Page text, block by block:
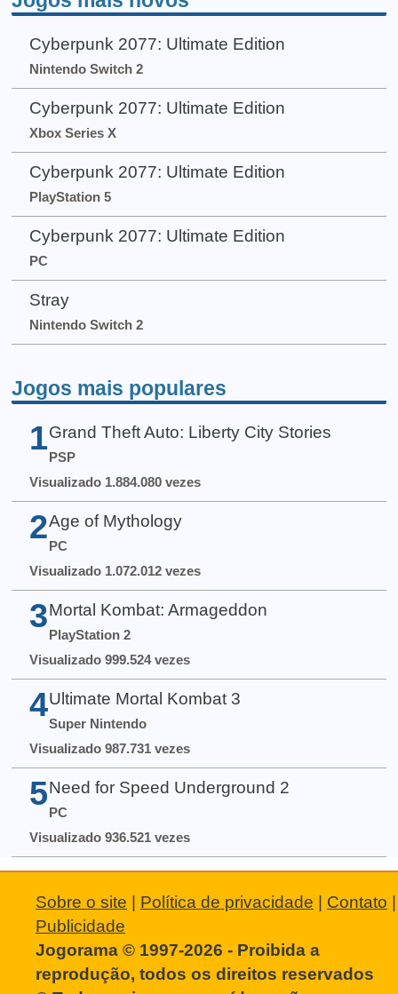
Cyberpunk 2077: Ultimate Edition
Nintendo Switch 2
Cyberpunk 2077: Ultimate Edition
Xbox Series X
Cyberpunk 2077: Ultimate Edition
PlayStation 5
Cyberpunk 2077: Ultimate Edition
PC
Stray
Nintendo Switch 2
Jogos mais populares
1 Grand Theft Auto: Liberty City Stories
PSP
Visualizado 1.884.080 vezes
2 Age of Mythology
PC
Visualizado 1.072.012 vezes
3 Mortal Kombat: Armageddon
PlayStation 2
Visualizado 999.524 vezes
4 Ultimate Mortal Kombat 3
Super Nintendo
Visualizado 987.731 vezes
5 Need for Speed Underground 2
PC
Visualizado 936.521 vezes
Sobre o site | Política de privacidade | Contato |
Publicidade
Jogorama © 1997-2026 - Proibida a
reprodução, todos os direitos reservados